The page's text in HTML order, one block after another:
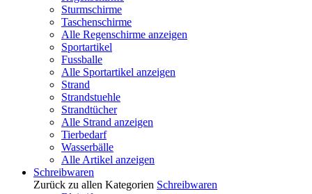
Sturmschirme
Taschenschirme
Alle Regenschirme anzeigen
Sportartikel
Fussballe
Alle Sportartikel anzeigen
Strand
Strandstuehle
Strandtücher
Alle Strand anzeigen
Tierbedarf
Wasserbälle
Alle Artikel anzeigen
Schreibwaren
Zurück zu allen Kategorien Schreibwaren